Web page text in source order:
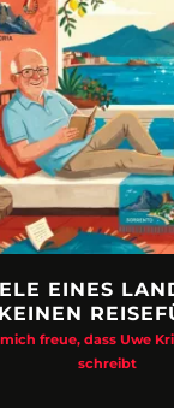
EINES
freue, dass Uwe
schreibt